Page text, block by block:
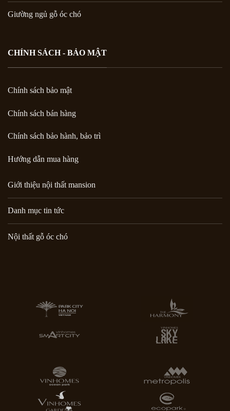
Giường ngủ gỗ óc chó
CHÍNH SÁCH - BẢO MẬT
Chính sách bảo mật
Chính sách bán hàng
Chính sách bảo hành, bảo trì
Hướng dẫn mua hàng
Giới thiệu nội thất mansion
Danh mục tin tức
Nội thất gỗ óc chó